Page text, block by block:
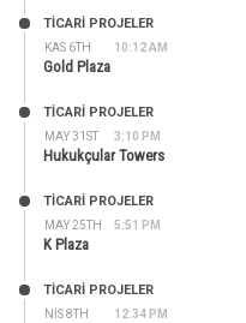
KAS 6TH 10:12 AM
TİCARİ PROJELER
Gold Plaza
MAY 31ST 3:10 PM
TİCARİ PROJELER
Hukukçular Towers
MAY 25TH 5:51 PM
TİCARİ PROJELER
K Plaza
NIS 8TH 12:34 PM
TİCARİ PROJELER